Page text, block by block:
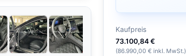
Kaufpreis
73.100,84 €
(86.990,00 € inkl. MwSt.)